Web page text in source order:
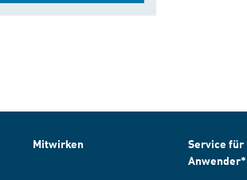
Mitwirken
Service für